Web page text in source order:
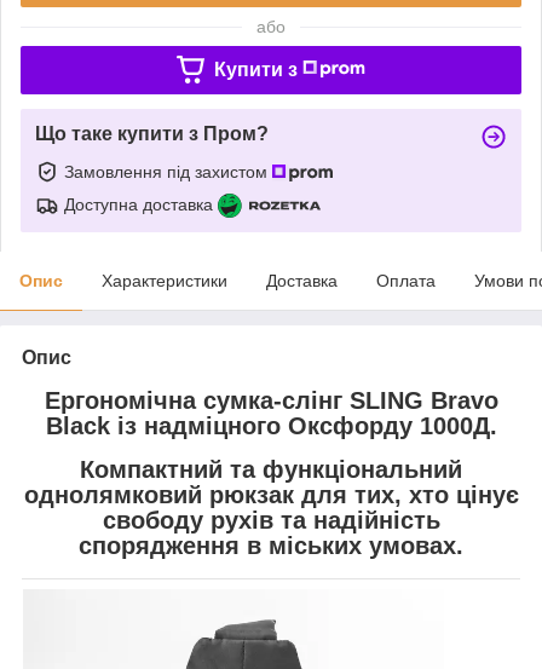
або
Купити з
Що таке купити з Пром?
Замовлення під захистом
Доступна доставка
Опис Характеристики Доставка Оплата Умови
Опис
Ергономічна сумка-слінг SLING Bravo
Black із надміцного Оксфорду 1000Д.
Компактний та функціональний
однолямковий рюкзак для тих, хто цінує
свободу рухів та надійність
спорядження в міських умовах.